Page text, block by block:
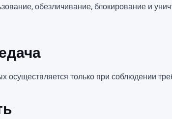
обезличивание, блокирование и
осуществляется только при соблюдении